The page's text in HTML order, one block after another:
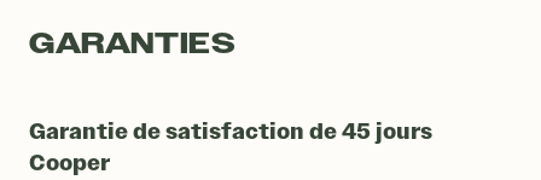
GARANTIES
Garantie de satisfaction de 45 jours
Cooper